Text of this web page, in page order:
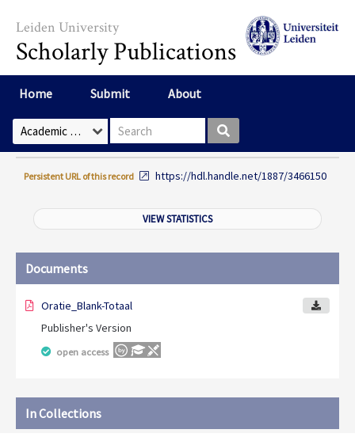
Leiden University
Scholarly Publications
Home Submit About
Select Collection Search box
Persistent URL of this record https://hdl.handle.net/1887/3466150
VIEW STATISTICS
Documents
Oratie_Blank-Totaal
Publisher's Version
open access
In Collections